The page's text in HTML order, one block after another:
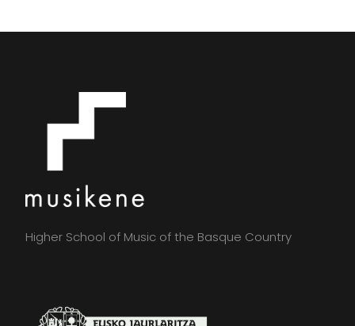
Higher School of Music of the Basque Country